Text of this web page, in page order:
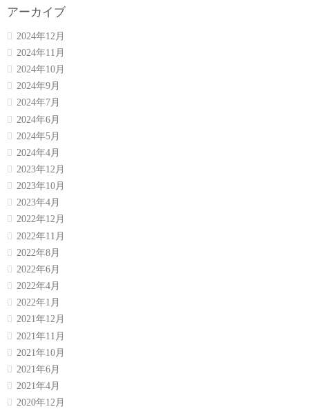
アーカイブ
2024年12月
2024年11月
2024年10月
2024年9月
2024年7月
2024年6月
2024年5月
2024年4月
2023年12月
2023年10月
2023年4月
2022年12月
2022年11月
2022年8月
2022年6月
2022年4月
2022年1月
2021年12月
2021年11月
2021年10月
2021年6月
2021年4月
2020年12月